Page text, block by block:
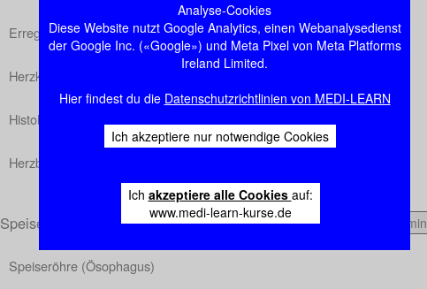
Analyse-Cookies
Diese Website nutzt Google Analytics, einen Webanalysedienst
der Google Inc. («Google») und Meta Pixel von Meta Platforms
Ireland Limited.
Hier findest du die Datenschutzrichtlinien von MEDI-LEARN
Ich akzeptiere nur notwendige Cookies
Ich akzeptiere alle Cookies auf:
www.medi-learn-kurse.de
Erregungsleitungssystem
Herzkranzgefäße
Histologie
Herzbeutel
Speiseröhre (Ösophagus) und Mediastinum 11 min
Speiseröhre (Ösophagus)